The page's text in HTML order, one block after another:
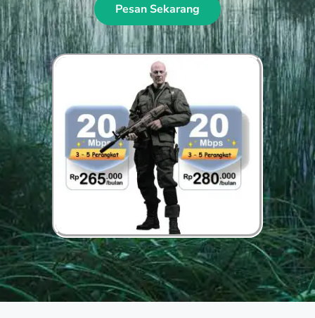
Pesan Sekarang